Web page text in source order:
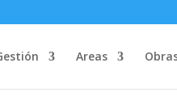
Areas